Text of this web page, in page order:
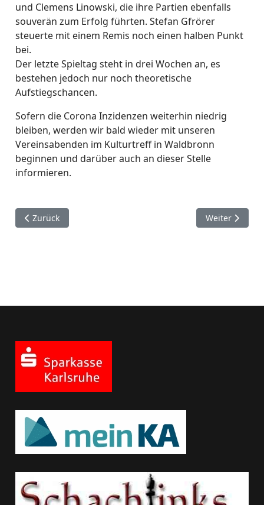
und Clemens Linowski, die ihre Partien ebenfalls
souverän zum Erfolg führten. Stefan Gfrörer
steuerte mit einem Remis noch einen halben Punkt
bei.
Der letzte Spieltag steht in drei Wochen an, es
bestehen jedoch nur noch theoretische
Aufstiegschancen.
Sofern die Corona Inzidenzen weiterhin niedrig
bleiben, werden wir bald wieder mit unseren
Vereinsabenden im Kulturtreff in Waldbronn
beginnen und darüber auch an dieser Stelle
informieren.
Vorheriger Beitrag: Bericht vom neunten und letzen
Zurück Nächster
Weiter